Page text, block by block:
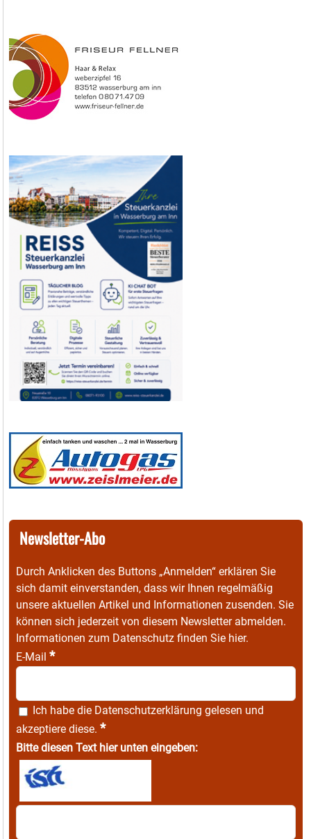
Newsletter-Abo
Durch Anklicken des Buttons „Anmelden“ erklären Sie
sich damit einverstanden, dass wir Ihnen regelmäßig
unsere aktuellen Artikel und Informationen zusenden. Sie
können sich jederzeit von diesem Newsletter abmelden.
Informationen zum Datenschutz finden Sie hier.
E-Mail *
Ich habe die Datenschutzerklärung gelesen und
akzeptiere diese. *
Bitte diesen Text hier unten eingeben: